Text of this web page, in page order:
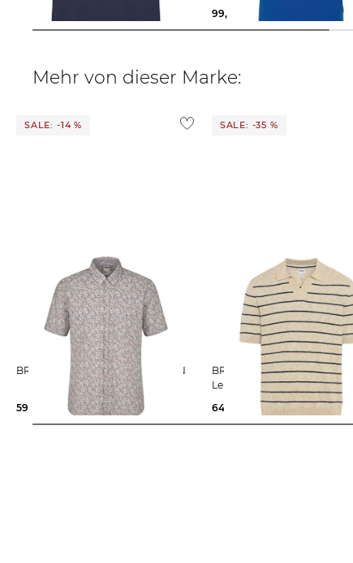
70,15 €
99,95 €
Mehr von dieser Marke:
SALE: -14 %
BRAX | Herren Hemd STYLE. DAN
59,95 € 69,95 €
SALE: -35 %
BRAX | Herren Poloshirt aus
Leinenmix
64,55 €
99,95 €